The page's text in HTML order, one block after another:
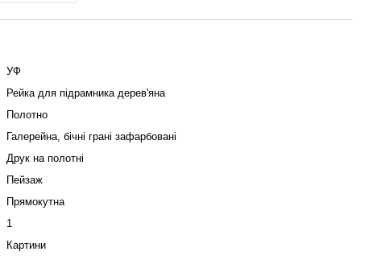
УФ
Рейка для підрамника дерев'яна
Полотно
Галерейна, бічні грані зафарбовані
Друк на полотні
Пейзаж
Прямокутна
1
Картини